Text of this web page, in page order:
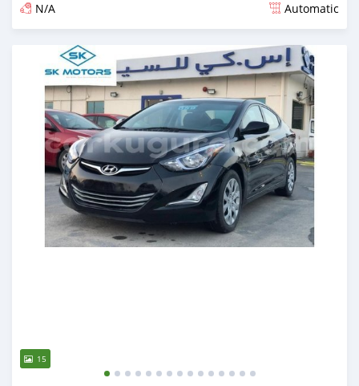
N/A Automatic
Ilitangazwa karibia miaka 6 iliopita
15